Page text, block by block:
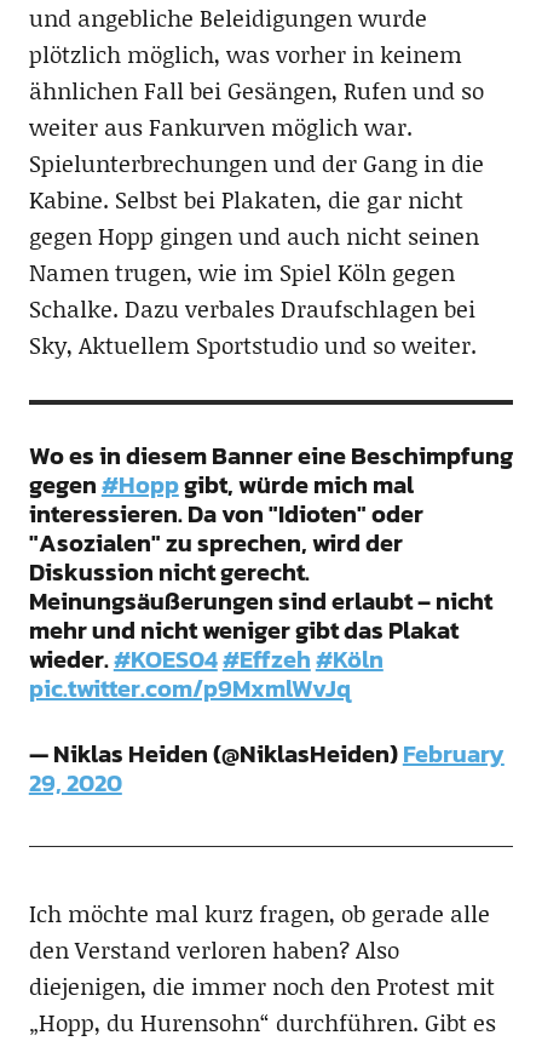
und angebliche Beleidigungen wurde
plötzlich möglich, was vorher in keinem
ähnlichen Fall bei Gesängen, Rufen und so
weiter aus Fankurven möglich war.
Spielunterbrechungen und der Gang in die
Kabine. Selbst bei Plakaten, die gar nicht
gegen Hopp gingen und auch nicht seinen
Namen trugen, wie im Spiel Köln gegen
Schalke. Dazu verbales Draufschlagen bei
Sky, Aktuellem Sportstudio und so weiter.
Wo es in diesem Banner eine Beschimpfung
gegen#Hoppgibt, würde mich mal
interessieren. Da von "Idioten" oder
"Asozialen" zu sprechen, wird der
Diskussion nicht gerecht.
Meinungsäußerungen sind erlaubt – nicht
mehr und nicht weniger gibt das Plakat
wieder.#KOES04#Effzeh#Köln
pic.twitter.com/p9MxmlWvJq
— Niklas Heiden (@NiklasHeiden)February
29, 2020
Ich möchte mal kurz fragen, ob gerade alle
den Verstand verloren haben? Also
diejenigen, die immer noch den Protest mit
„Hopp, du Hurensohn“ durchführen. Gibt es